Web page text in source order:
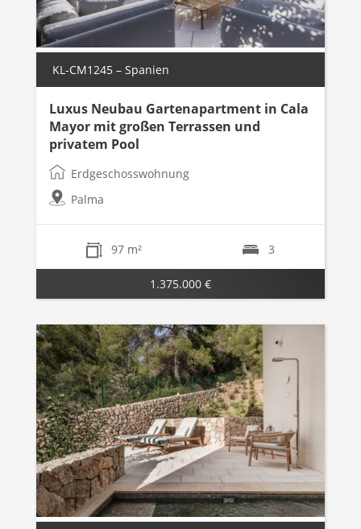
KL-CM1245 – Spanien
Luxus Neubau Gartenapartment in Cala
Mayor mit großen Terrassen und
privatem Pool
Erdgeschosswohnung
Palma
97 m² 3
1.375.000 €